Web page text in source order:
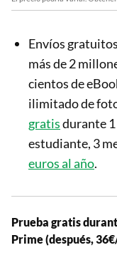
Envíos
más de 2
cientos de
ilimitado de
gratisdurante 1
estudiante, 3
euros al año.
Prueba gratis
Prime (después,